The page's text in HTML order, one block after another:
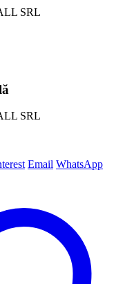
SRL
SRL
Email WhatsApp